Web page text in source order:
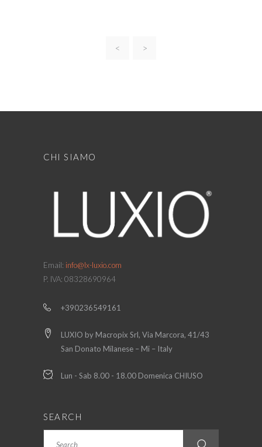
< >
CHI SIAMO
Email: info@lx-luxio.com
P. IVA: 08328690964
+390236549161
LUXIO by Macropix Srl, Via Marcora, 41/43
San Donato Milanese – Mi – Italy
Lun - Sab 8.00 - 18.00 Domenica CHIUSO
SEARCH